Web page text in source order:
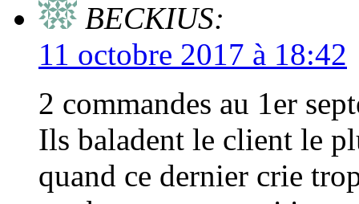
BECKIUS:
11 octobre 2017 à 18:42
2 commandes au 1er
Ils baladent le client le
quand ce dernier crie